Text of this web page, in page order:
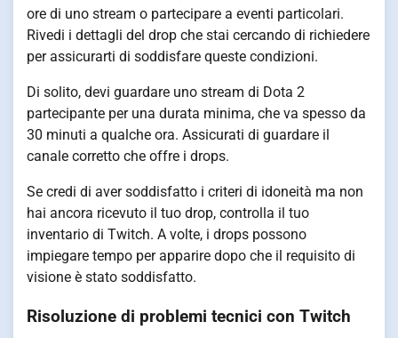
ore di uno stream o partecipare a eventi particolari.
Rivedi i dettagli del drop che stai cercando di richiedere
per assicurarti di soddisfare queste condizioni.
Di solito, devi guardare uno stream di Dota 2
partecipante per una durata minima, che va spesso da
30 minuti a qualche ora. Assicurati di guardare il
canale corretto che offre i drops.
Se credi di aver soddisfatto i criteri di idoneità ma non
hai ancora ricevuto il tuo drop, controlla il tuo
inventario di Twitch. A volte, i drops possono
impiegare tempo per apparire dopo che il requisito di
visione è stato soddisfatto.
Risoluzione di problemi tecnici con Twitch